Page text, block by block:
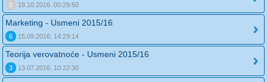
0 19.10.2016. 00:29:50
Marketing - Usmeni 2015/16
6 15.09.2016. 14:29:14
Teorija verovatnoće - Usmeni 2015/16
3 13.07.2016. 10:22:30